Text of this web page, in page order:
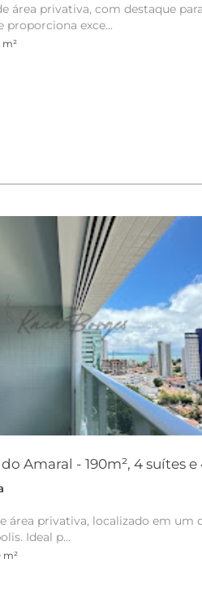
área privativa, com destaque
exce...
Amaral - 190m², 4 suítes e
área privativa, localizado em um
Ideal p...
m²